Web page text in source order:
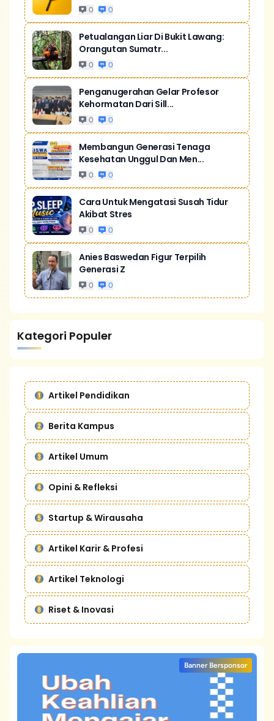
0 0
Petualangan Liar Di Bukit Lawang:
Orangutan Sumatr...
0 0
Penganugerahan Gelar Profesor
Kehormatan Dari Sill...
0 0
Membangun Generasi Tenaga
Kesehatan Unggul Dan Men...
0 0
Cara Untuk Mengatasi Susah Tidur
Akibat Stres
0 0
Anies Baswedan Figur Terpilih
Generasi Z
0 0
Kategori Populer
Artikel Pendidikan
Berita Kampus
Artikel Umum
Opini & Refleksi
Startup & Wirausaha
Artikel Karir & Profesi
Artikel Teknologi
Riset & Inovasi
Banner Bersponsor